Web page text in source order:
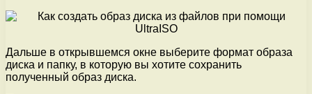
Дальше в открывшемся окне выберите формат образа
диска и папку, в которую вы хотите сохранить
полученный образ диска.